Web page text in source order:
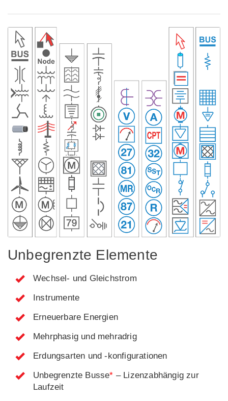
Unbegrenzte Elemente
Wechsel- und Gleichstrom
Instrumente
Erneuerbare Energien
Mehrphasig und mehradrig
Erdungsarten und -konfigurationen
Unbegrenzte Busse* – Lizenzabhängig zur
Laufzeit